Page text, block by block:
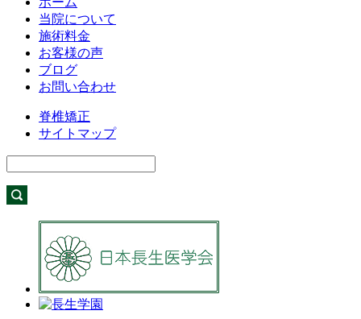
当院について
施術料金
お客様の声
ブログ
お問い合わせ
脊椎矯正
サイトマップ